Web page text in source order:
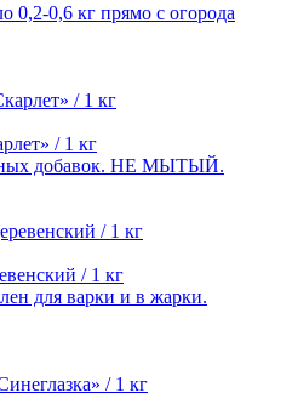
0,2-0,6 кг прямо с огорода
/ 1 кг
добавок. НЕ МЫТЫЙ.
/ 1 кг
для варки и в жарки.